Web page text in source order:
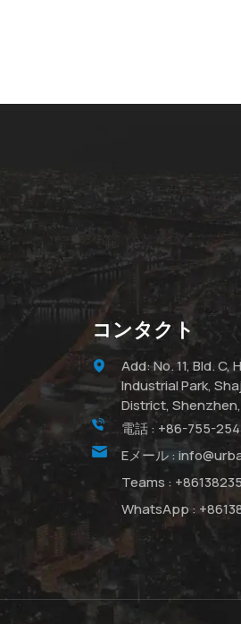
コンタクト
Add: No. 11, Bld.
Industrial Park,
District,
電話 :+86-755-
Eメール :
Teams :
WhatsApp :